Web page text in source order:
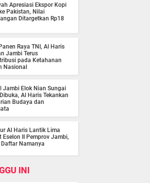
Apresiasi Ekspor Kopi
Pakistan, Nilai
Ditargetkan Rp18
Raya TNI, Al Haris
Jambi Terus
pada Ketahanan
Nasional
Jambi Elok Nian Sungai
Al Haris Tekankan
Budaya dan
Al Haris Lantik Lima
Eselon II Pemprov Jambi,
Daftar Namanya
INI